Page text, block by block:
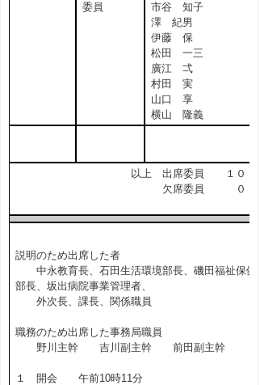
委員
市谷 知子
澤 紀男
伊藤 保
松田 一三
廣江 弌
村田 実
山口 享
横山 隆義
以上 出席委員 １０ 名
欠席委員 ０ 名
説明のため出席した者
中永教育長、石田生活環境部長、磯田福祉保健
部長、坂出病院事業管理者、
外次長、課長、関係職員
職務のため出席した事務局職員
野川主幹 吉川副主幹 前田副主幹
１ 開会 午前10時11分